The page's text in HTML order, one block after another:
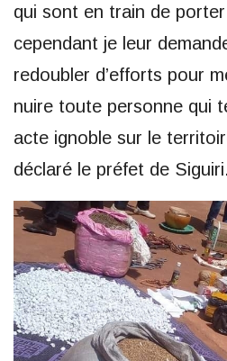
qui sont en train de porter
cependant je leur
redoubler d’efforts pour
nuire toute personne qui
acte ignoble sur le
déclaré le préfet de Siguiri.